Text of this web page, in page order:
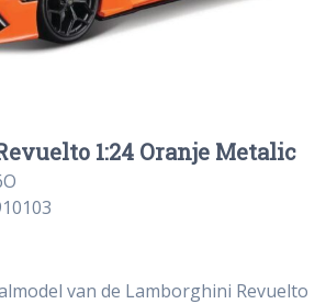
1:24 Oranje Metalic
van de Lamborghini Revuelto